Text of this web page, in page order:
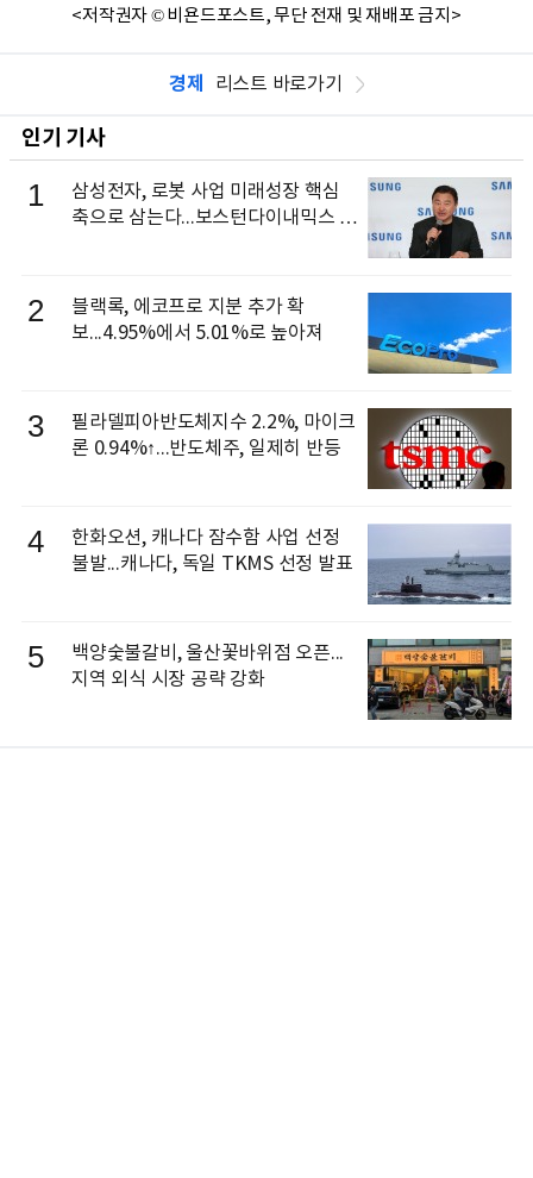
<저작권자 © 비욘드포스트, 무단 전재 및 재배포 금지>
경제 리스트 바로가기
인기 기사
1
삼성전자, 로봇 사업 미래성장 핵심
축으로 삼는다...보스턴다이내믹스 출
2
블랙록, 에코프로 지분 추가 확
보...4.95%에서 5.01%로 높아져
3
필라델피아반도체지수 2.2%, 마이크
론 0.94%↑...반도체주, 일제히 반등
4
한화오션, 캐나다 잠수함 사업 선정
불발...캐나다, 독일 TKMS 선정 발표
5
백양숯불갈비, 울산꽃바위점 오픈...
지역 외식 시장 공략 강화